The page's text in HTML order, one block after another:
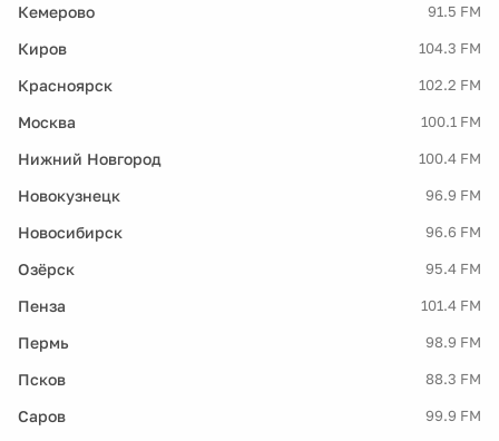
Кемерово 91.5 FM
Киров 104.3 FM
Красноярск 102.2 FM
Москва 100.1 FM
Нижний Новгород 100.4 FM
Новокузнецк 96.9 FM
Новосибирск 96.6 FM
Озёрск 95.4 FM
Пенза 101.4 FM
Пермь 98.9 FM
Псков 88.3 FM
Саров 99.9 FM